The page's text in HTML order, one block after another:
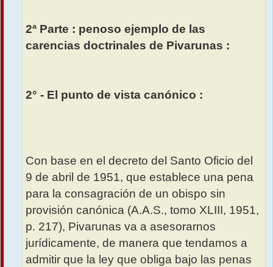
2ª Parte : penoso ejemplo de las
carencias doctrinales de Pivarunas :
2° - El punto de vista canónico :
Con base en el decreto del Santo Oficio del
9 de abril de 1951, que establece una pena
para la consagración de un obispo sin
provisión canónica (A.A.S., tomo XLIII, 1951,
p. 217), Pivarunas va a asesorarnos
jurídicamente, de manera que tendamos a
admitir que la ley que obliga bajo las penas